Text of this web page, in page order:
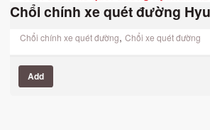
Chổi chính xe quét đường
Chổi chính xe quét đường, Chổi xe quét đường
Add